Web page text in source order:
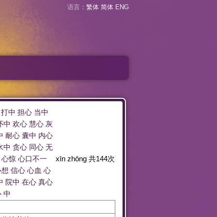
语言： 繁体 简体 ENG
打中 担心 当中
中 欢心 慧心 灰
耐心 囊中 内心
中 贪心 同心 无
心惊 心口不一
信心 心血 心
院中 在心 真心
中
xīn zhōng 共144次